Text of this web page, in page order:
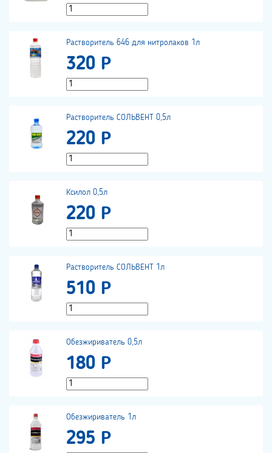
Растворитель 646 для нитролаков 1л
320 Р
Растворитель СОЛЬВЕНТ 0,5л
220 Р
Ксилол 0,5л
220 Р
Растворитель СОЛЬВЕНТ 1л
510 Р
Обезжириватель 0,5л
180 Р
Обезжириватель 1л
295 Р